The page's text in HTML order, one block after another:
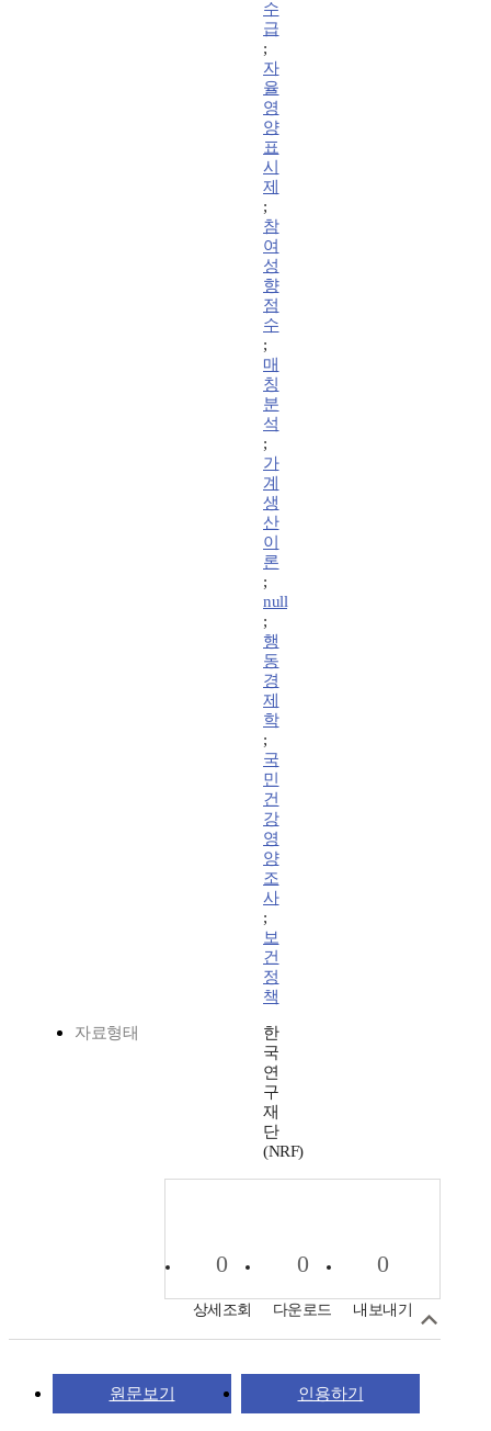
수
급
;
자
율
영
양
표
시
제
;
참
여
성
향
점
수
;
매
칭
분
석
;
가
계
생
산
이
론
;
null
;
행
동
경
제
학
;
국
민
건
강
영
양
조
사
;
보
건
정
책
자료형태
한
국
연
구
재
단
(NRF)
0
상세조회
0
다운로드
0
내보내기
원문보기 인용하기